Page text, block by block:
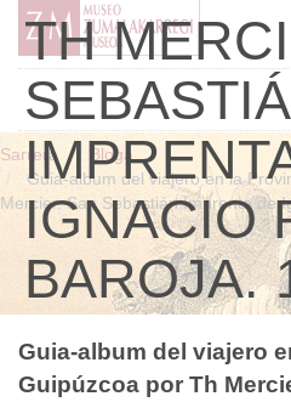
Sarrera
Bloga
Guia-album del viajero en la
Mercier. San Sebastián Imprenta de
TH
IGNACIO
BAROJA.
Guia-album del viajero
Guipúzcoa por Th